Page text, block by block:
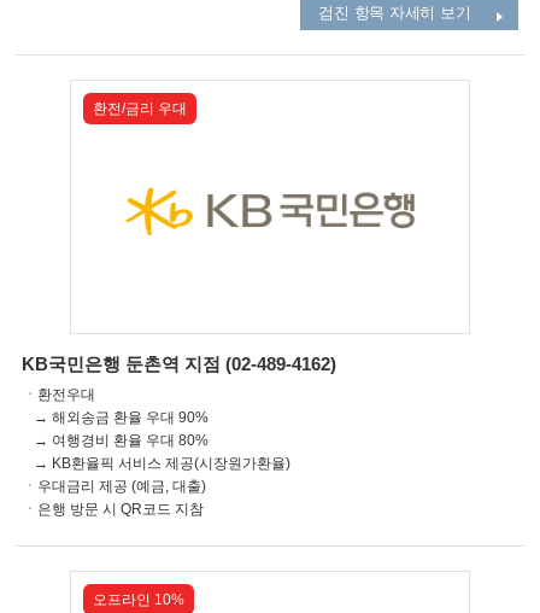
검진 항목 자세히 보기
환전/금리 우대
KB국민은행 둔촌역 지점 (02-489-4162)
ㆍ환전우대
→ 해외송금 환율 우대 90%
→ 여행경비 환율 우대 80%
→ KB환율픽 서비스 제공(시장원가환율)
ㆍ우대금리 제공 (예금, 대출)
ㆍ은행 방문 시 QR코드 지참
오프라인 10%